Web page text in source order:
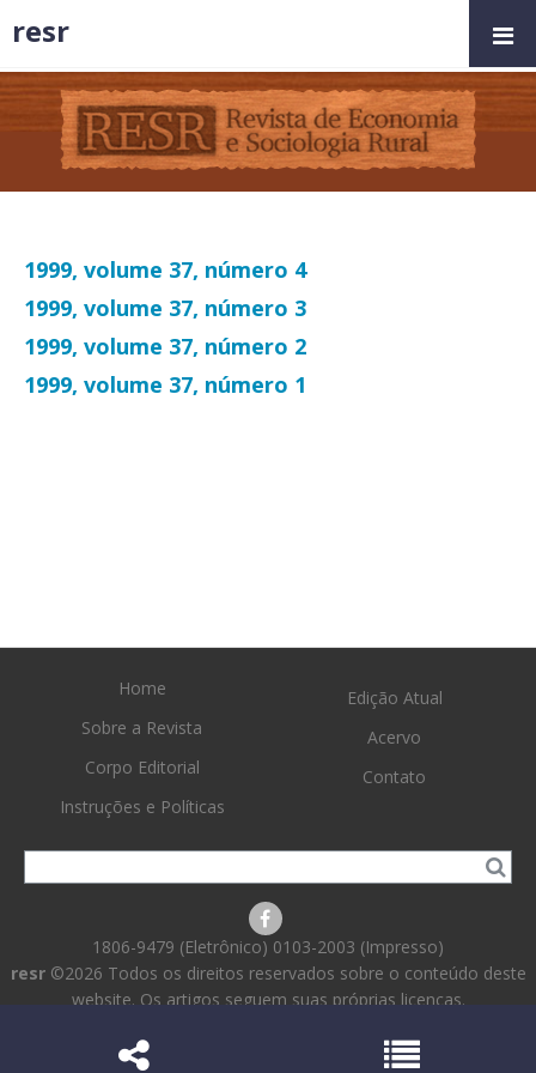
1999, volume 37, número 4
1999, volume 37, número 3
1999, volume 37, número 2
1999, volume 37, número 1
Home
Sobre a Revista
Corpo Editorial
Instruções e Políticas
Edição Atual
Acervo
Contato
1806-9479 (Eletrônico) 0103-2003 (Impresso)
resr ©2026 Todos os direitos reservados sobre o conteúdo deste
website. Os artigos seguem suas próprias licenças.
resr